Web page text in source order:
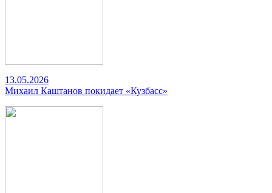
13.05.2026
Михаил Каштанов покидает «Кузбасс»